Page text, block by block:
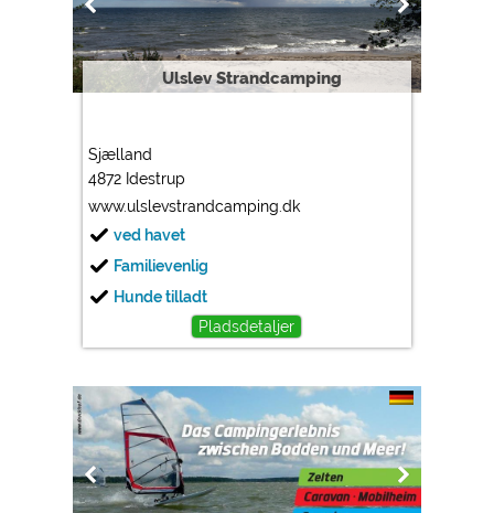
Ulslev Strandcamping
Sjælland
4872 Idestrup
www.ulslevstrandcamping.dk
ved havet
Familievenlig
Hunde tilladt
Pladsdetaljer